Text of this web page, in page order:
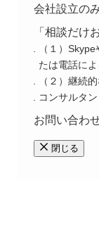
会社設立の
「相談だけ
（１）
たは電話に
（２）継続
コンサルタ
お問い合わ
閉じる